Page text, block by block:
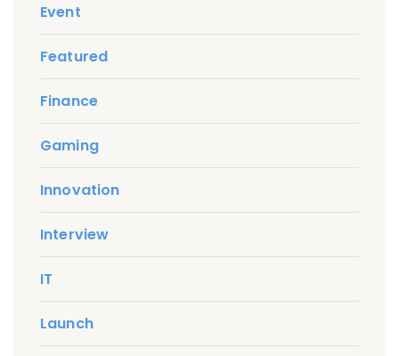
Event
Featured
Finance
Gaming
Innovation
Interview
IT
Launch